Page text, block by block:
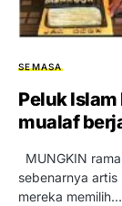
SEMASA
Peluk
mualaf
MUNGKIN
sebenarnya
mereka memilih…